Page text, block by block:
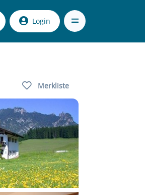
Login
Merkliste